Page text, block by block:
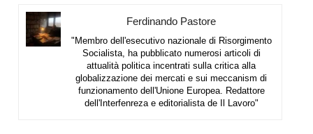
Ferdinando Pastore
"Membro dell'esecutivo nazionale di Risorgimento
Socialista, ha pubblicato numerosi articoli di
attualità politica incentrati sulla critica alla
globalizzazione dei mercati e sui meccanism di
funzionamento dell'Unione Europea. Redattore
dell'Interfenreza e editorialista de Il Lavoro"